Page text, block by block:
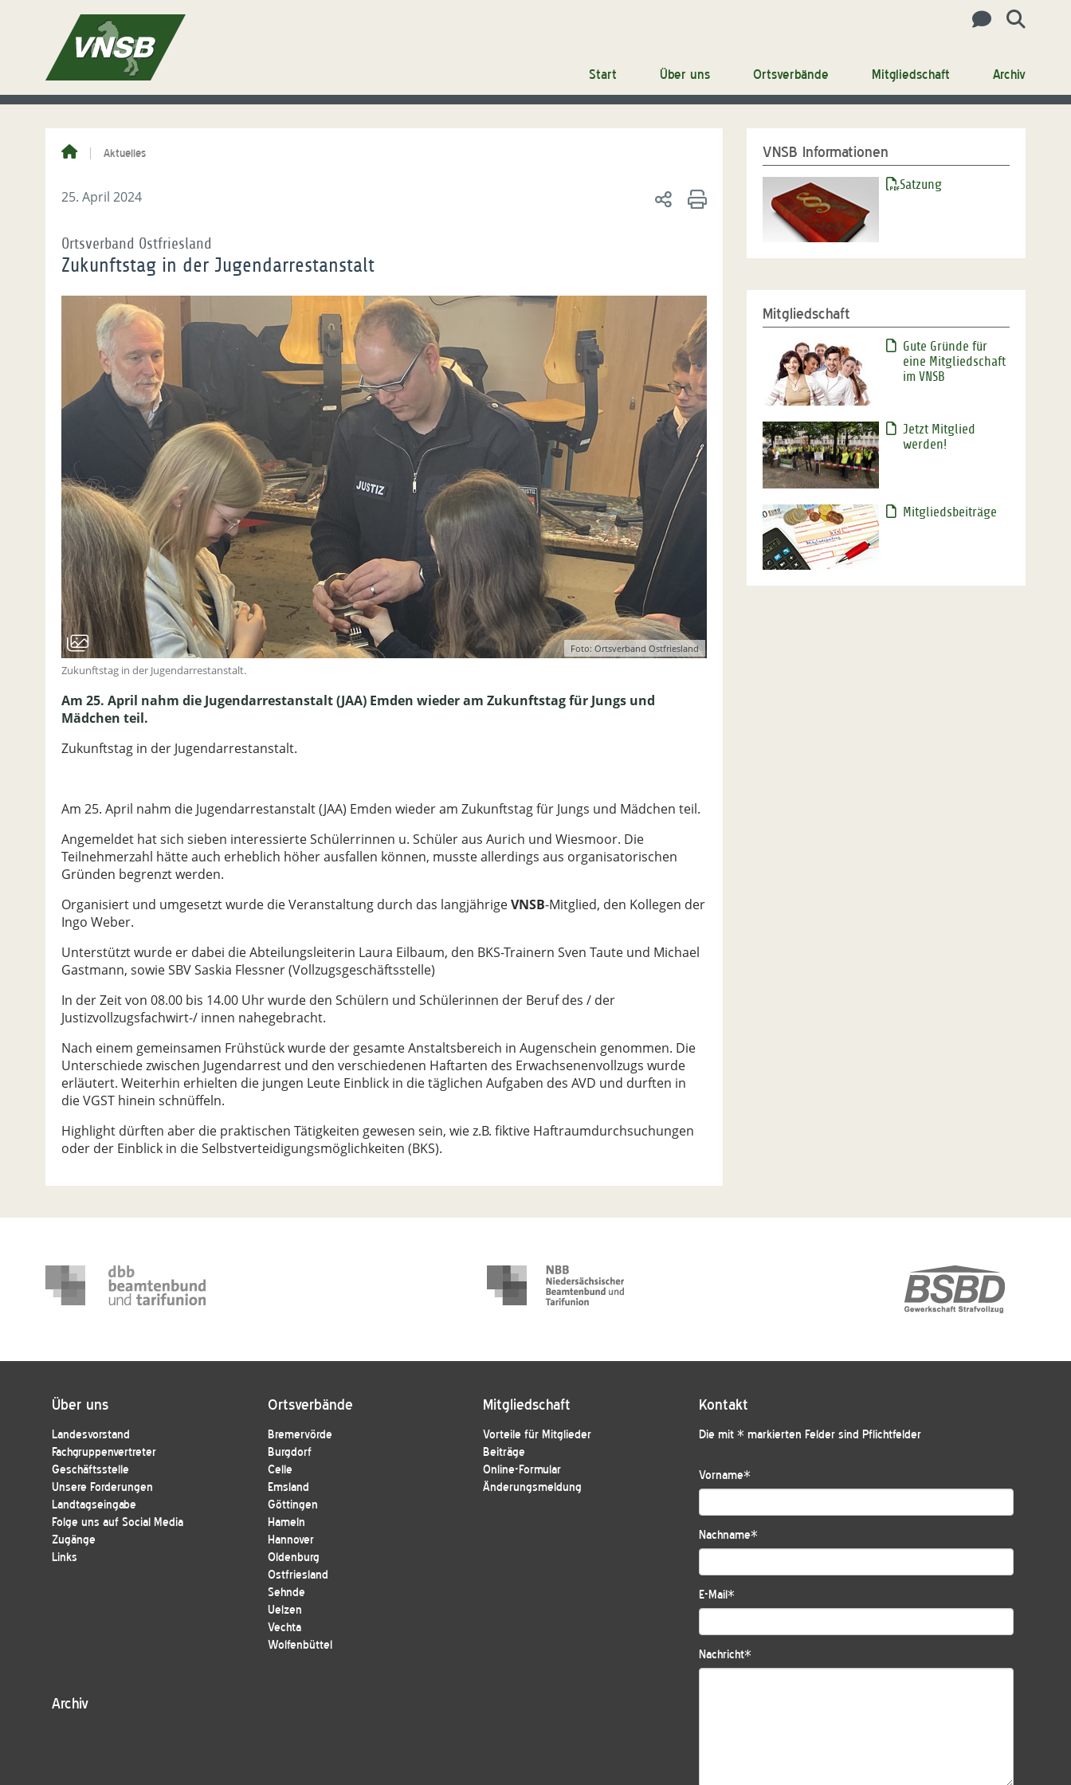
Start Über uns Ortsverbände Mitgliedschaft Archiv
Aktuelles
25. April 2024
Ortsverband Ostfriesland
Zukunftstag in der Jugendarrestanstalt
Foto: Ortsverband Ostfriesland
Zukunftstag in der Jugendarrestanstalt.
Am 25. April nahm die Jugendarrestanstalt (JAA) Emden wieder am Zukunftstag für Jungs und
Mädchen teil.
Zukunftstag in der Jugendarrestanstalt.
Am 25. April nahm die Jugendarrestanstalt (JAA) Emden wieder am Zukunftstag für Jungs und Mädchen teil.
Angemeldet hat sich sieben interessierte Schülerrinnen u. Schüler aus Aurich und Wiesmoor. Die
Teilnehmerzahl hätte auch erheblich höher ausfallen können, musste allerdings aus organisatorischen
Gründen begrenzt werden.
Organisiert und umgesetzt wurde die Veranstaltung durch das langjährigeVNSB-Mitglied, den Kollegen der
Ingo Weber.
Unterstützt wurde er dabei die Abteilungsleiterin Laura Eilbaum, den BKS-Trainern Sven Taute und Michael
Gastmann, sowie SBV Saskia Flessner (Vollzugsgeschäftsstelle)
In der Zeit von 08.00 bis 14.00 Uhr wurde den Schülern und Schülerinnen der Beruf des / der
Justizvollzugsfachwirt-/ innen nahegebracht.
Nach einem gemeinsamen Frühstück wurde der gesamte Anstaltsbereich in Augenschein genommen. Die
Unterschiede zwischen Jugendarrest und den verschiedenen Haftarten des Erwachsenenvollzugs wurde
erläutert. Weiterhin erhielten die jungen Leute Einblick in die täglichen Aufgaben des AVD und durften in
die VGST hinein schnüffeln.
Highlight dürften aber die praktischen Tätigkeiten gewesen sein, wie z.B. fiktive Haftraumdurchsuchungen
oder der Einblick in die Selbstverteidigungsmöglichkeiten (BKS).
VNSB Informationen
Satzung
Mitgliedschaft
Gute Gründe für
eine Mitgliedschaft
im VNSB
Jetzt Mitglied
werden!
Mitgliedsbeiträge
Über uns
Landesvorstand
Fachgruppenvertreter
Geschäftsstelle
Unsere Forderungen
Landtagseingabe
Folge uns auf Social Media
Zugänge
Links
Ortsverbände
Bremervörde
Burgdorf
Celle
Emsland
Göttingen
Hameln
Hannover
Oldenburg
Ostfriesland
Sehnde
Uelzen
Vechta
Wolfenbüttel
Mitgliedschaft
Vorteile für Mitglieder
Beiträge
Online-Formular
Änderungsmeldung
Archiv
Kontakt
Die mit * markierten Felder sind Pflichtfelder
Vorname*
Nachname*
E-Mail*
Nachricht*